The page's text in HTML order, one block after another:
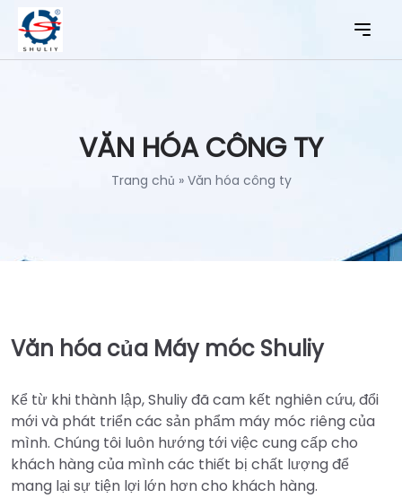
VĂN HÓA CÔNG TY
Trang chủ » Văn hóa công ty
Văn hóa của Máy móc Shuliy
Kể từ khi thành lập, Shuliy đã cam kết nghiên cứu, đổi
mới và phát triển các sản phẩm máy móc riêng của
mình. Chúng tôi luôn hướng tới việc cung cấp cho
khách hàng của mình các thiết bị chất lượng để
mang lại sự tiện lợi lớn hơn cho khách hàng.